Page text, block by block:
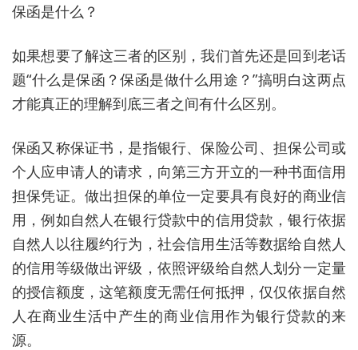
保函是什么？
如果想要了解这三者的区别，我们首先还是回到老话
题“什么是保函？保函是做什么用途？”搞明白这两点
才能真正的理解到底三者之间有什么区别。
保函又称保证书，是指银行、保险公司、担保公司或
个人应申请人的请求，向第三方开立的一种书面信用
担保凭证。做出担保的单位一定要具有良好的商业信
用，例如自然人在银行贷款中的信用贷款，银行依据
自然人以往履约行为，社会信用生活等数据给自然人
的信用等级做出评级，依照评级给自然人划分一定量
的授信额度，这笔额度无需任何抵押，仅仅依据自然
人在商业生活中产生的商业信用作为银行贷款的来
源。